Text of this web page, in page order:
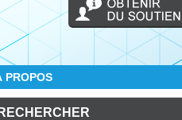
PROPOS
RECHERCHER